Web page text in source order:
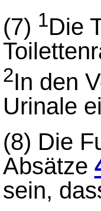
(7) 1Die
2In den
Urinale
(8) Die
Absätze
sein,